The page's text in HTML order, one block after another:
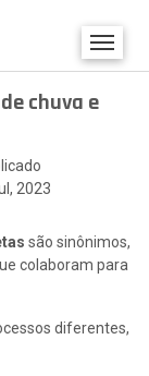
chuva e
2023
são sinônimos,
colaboram para
diferentes,